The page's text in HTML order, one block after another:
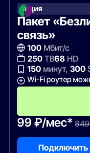
Акция
Пакет
связь»
100Мбит/с
250ТВ68 HD
150минут, 300
Wi-Fi роутер
99 ₽/мес*
Подключить